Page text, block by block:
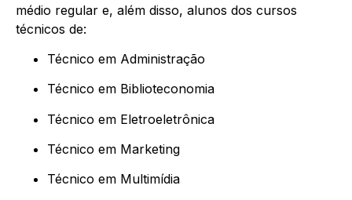
médio regular e, além disso, alunos dos cursos
técnicos de:
Técnico em Administração
Técnico em Biblioteconomia
Técnico em Eletroeletrônica
Técnico em Marketing
Técnico em Multimídia